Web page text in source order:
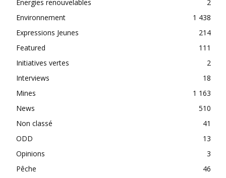
Énergies renouvelables
2
Environnement
1 438
Expressions Jeunes
214
Featured
111
Initiatives vertes
2
Interviews
18
Mines
1 163
News
510
Non classé
41
ODD
13
Opinions
3
Pêche
46